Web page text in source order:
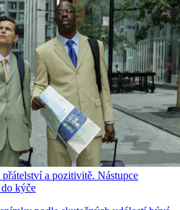
a pozitivitě. Nástupce
kýče